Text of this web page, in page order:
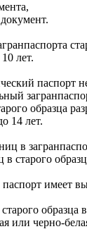
лет.
паспорт
образца
14 лет.
в
в старого
имеет
образца
или черно-